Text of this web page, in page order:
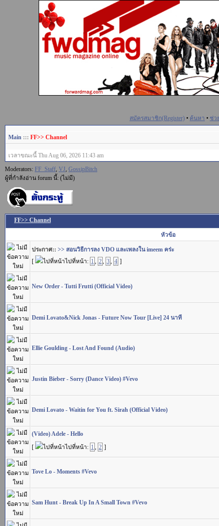
สมัครสมาชิก(Register) • ค้นหา • ช่ว
Main ::: FF>> Channel
เวลาขณะนี้ Thu Aug 06, 2026 11:43 am
Moderators: FF_Staff, VJ, GossipBitch
ผู้ที่กำลังอ่าน forum นี้: (ไม่มี)
FF>> Channel
หัวข้อ
ประกาศ:: >> สอนวิธีการลง VDO และเพลงใน imeem คร่ะ
[
ไปที่หน้า: 1 , 2, 3, 4 ]
New Order - Tutti Frutti (Official Video)
Demi Lovato&Nick Jonas - Future Now Tour [Live] 24 นาที
Ellie Goulding - Lost And Found (Audio)
Justin Bieber - Sorry (Dance Video) #Vevo
Demi Lovato - Waitin for You ft. Sirah (Official Video)
(Video) Adele - Hello
[
ไปที่หน้า: 1 , 2 ]
Tove Lo - Moments #Vevo
Sam Hunt - Break Up In A Small Town #Vevo